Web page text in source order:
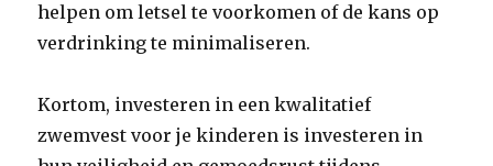
helpen om letsel te voorkomen of de kans op
verdrinking te minimaliseren.
Kortom, investeren in een kwalitatief
zwemvest voor je kinderen is investeren in